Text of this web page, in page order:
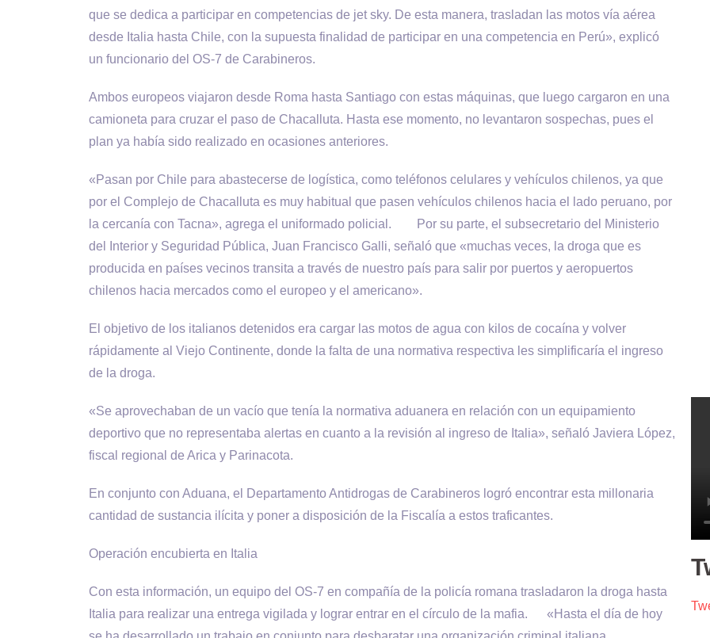
que se dedica a participar en competencias de jet sky. De esta manera, trasladan las motos vía aérea
desde Italia hasta Chile, con la supuesta finalidad de participar en una competencia en Perú», explicó
un funcionario del OS-7 de Carabineros.
Ambos europeos viajaron desde Roma hasta Santiago con estas máquinas, que luego cargaron en una
camioneta para cruzar el paso de Chacalluta. Hasta ese momento, no levantaron sospechas, pues el
plan ya había sido realizado en ocasiones anteriores.
«Pasan por Chile para abastecerse de logística, como teléfonos celulares y vehículos chilenos, ya que
por el Complejo de Chacalluta es muy habitual que pasen vehículos chilenos hacia el lado peruano, por
la cercanía con Tacna», agrega el uniformado policial. Por su parte, el subsecretario del Ministerio
del Interior y Seguridad Pública, Juan Francisco Galli, señaló que «muchas veces, la droga que es
producida en países vecinos transita a través de nuestro país para salir por puertos y aeropuertos
chilenos hacia mercados como el europeo y el americano».
El objetivo de los italianos detenidos era cargar las motos de agua con kilos de cocaína y volver
rápidamente al Viejo Continente, donde la falta de una normativa respectiva les simplificaría el ingreso
de la droga.
«Se aprovechaban de un vacío que tenía la normativa aduanera en relación con un equipamiento
deportivo que no representaba alertas en cuanto a la revisión al ingreso de Italia», señaló Javiera López,
fiscal regional de Arica y Parinacota.
En conjunto con Aduana, el Departamento Antidrogas de Carabineros logró encontrar esta millonaria
cantidad de sustancia ilícita y poner a disposición de la Fiscalía a estos traficantes.
Operación encubierta en Italia
Con esta información, un equipo del OS-7 en compañía de la policía romana trasladaron la droga hasta
Italia para realizar una entrega vigilada y lograr entrar en el círculo de la mafia. «Hasta el día de hoy